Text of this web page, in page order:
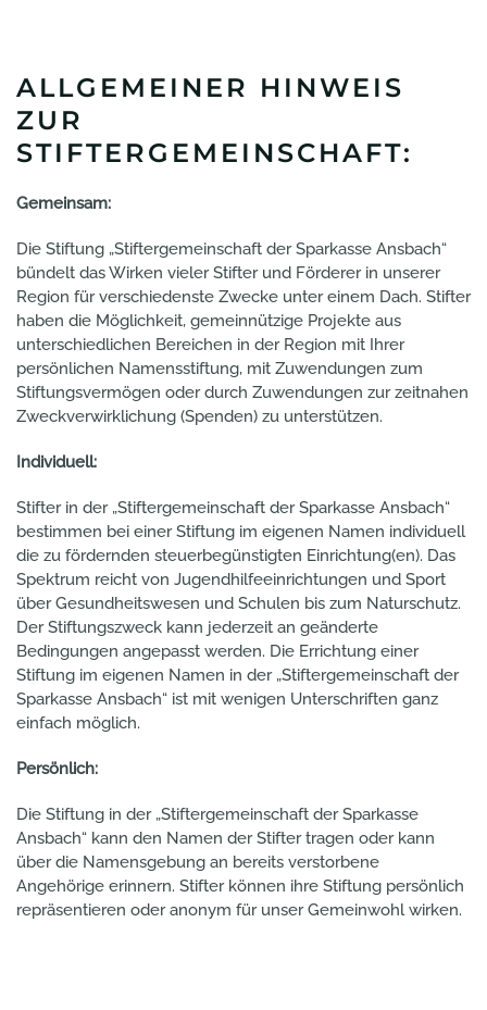
ALLGEMEINER HINWEIS
ZUR
STIFTERGEMEINSCHAFT:
Gemeinsam:
Die Stiftung „Stiftergemeinschaft der Sparkasse Ansbach“
bündelt das Wirken vieler Stifter und Förderer in unserer
Region für verschiedenste Zwecke unter einem Dach. Stifter
haben die Möglichkeit, gemeinnützige Projekte aus
unterschiedlichen Bereichen in der Region mit Ihrer
persönlichen Namensstiftung, mit Zuwendungen zum
Stiftungsvermögen oder durch Zuwendungen zur zeitnahen
Zweckverwirklichung (Spenden) zu unterstützen.
Individuell:
Stifter in der „Stiftergemeinschaft der Sparkasse Ansbach“
bestimmen bei einer Stiftung im eigenen Namen individuell
die zu fördernden steuerbegünstigten Einrichtung(en). Das
Spektrum reicht von Jugendhilfeeinrichtungen und Sport
über Gesundheitswesen und Schulen bis zum Naturschutz.
Der Stiftungszweck kann jederzeit an geänderte
Bedingungen angepasst werden. Die Errichtung einer
Stiftung im eigenen Namen in der „Stiftergemeinschaft der
Sparkasse Ansbach“ ist mit wenigen Unterschriften ganz
einfach möglich.
Persönlich:
Die Stiftung in der „Stiftergemeinschaft der Sparkasse
Ansbach“ kann den Namen der Stifter tragen oder kann
über die Namensgebung an bereits verstorbene
Angehörige erinnern. Stifter können ihre Stiftung persönlich
repräsentieren oder anonym für unser Gemeinwohl wirken.